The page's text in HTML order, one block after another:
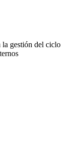
la gestión del ciclo